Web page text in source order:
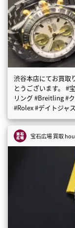
渋谷本店にてお買取
とうございます。 #
リング #Breitling #
#Rolex #デイトジャ
宝石広場 買取